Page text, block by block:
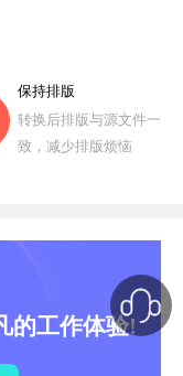
保持排版
转换后排版与源文件一
致，减少排版烦恼
的工作体验!